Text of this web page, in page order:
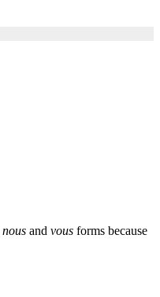
nous and vous forms because